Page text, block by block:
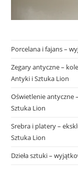
Porcelana i fajans –
Zegary antyczne –
Antyki i Sztuka Lion
Oświetlenie antyczne
Sztuka Lion
Srebra i platery –
Sztuka Lion
Dzieła sztuki –